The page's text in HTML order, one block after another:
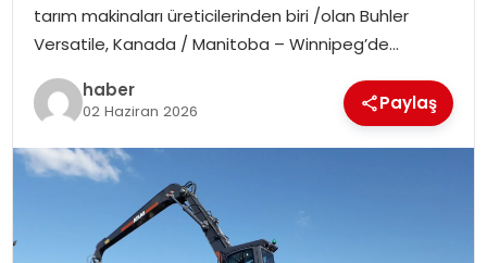
tarım makinaları üreticilerinden biri /olan Buhler
Versatile, Kanada / Manitoba – Winnipeg’de…
haber
02 Haziran 2026 Paylaş